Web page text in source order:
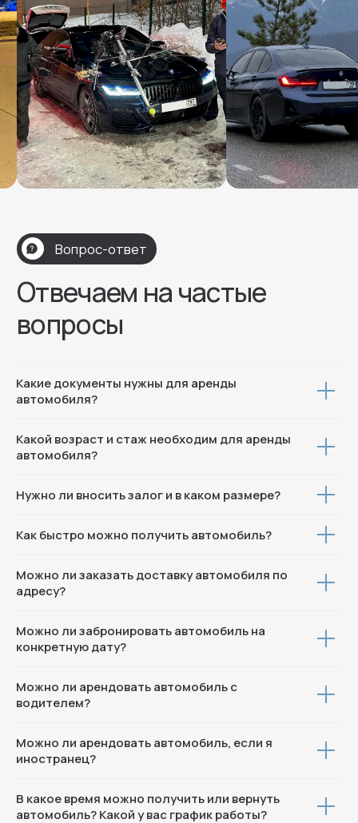
Какие документы нужны для аренды
автомобиля?
Какой возраст и стаж необходим для аренды
автомобиля?
Нужно ли вносить залог и в каком размере?
Как быстро можно получить автомобиль?
Можно ли заказать доставку автомобиля по
адресу?
Можно ли забронировать автомобиль на
конкретную дату?
Можно ли арендовать автомобиль с
водителем?
Можно ли арендовать автомобиль, если я
иностранец?
В какое время можно получить или вернуть
автомобиль? Какой у вас график работы?
Акции
Условия
Контакты
Отзывы
О компании
Москва, ул. Пресненская наб 8 с1
V2Rent
Аренда автомобилей в Москве и по России
Политика конфиденциальности
Меню
Контакты